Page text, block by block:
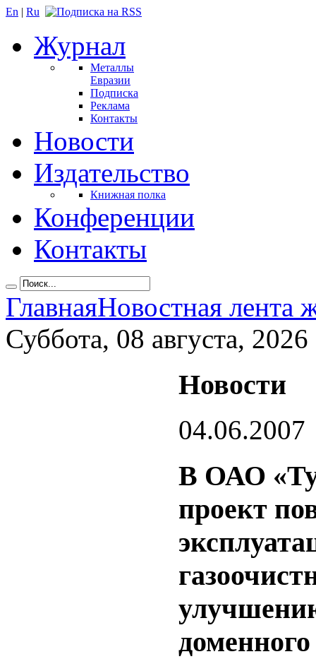
En | Ru
Журнал
Металлы
Евразии
Подписка
Реклама
Контакты
Новости
Издательство
Книжная полка
Конференции
Контакты
ГлавнаяНовостная лента
Суббота, 08 августа, 2026
Новости
04.06.2007
В ОАО
проект
доменного